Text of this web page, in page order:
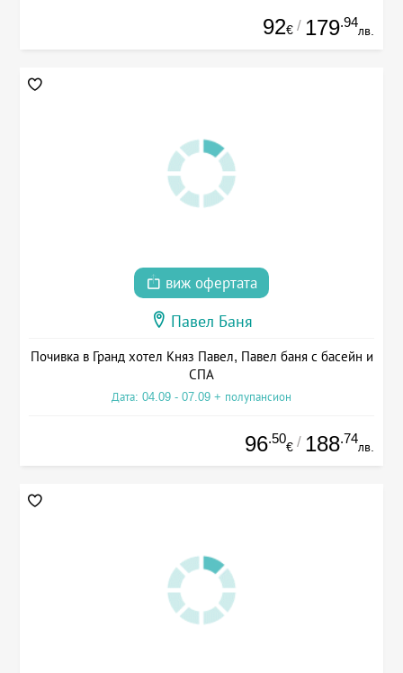
92€ / 179.94
лв.
виж офертата
Павел Баня
Почивка в Гранд хотел Княз Павел, Павел баня с басейн и
СПА
Дата: 04.09 - 07.09 + полупансион
96.50
€ / 188.74
лв.